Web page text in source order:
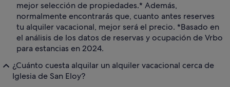
mejor selección de propiedades.* Además,
normalmente encontrarás que, cuanto antes reserves
tu alquiler vacacional, mejor será el precio. *Basado en
el análisis de los datos de reservas y ocupación de Vrbo
para estancias en 2024.
¿Cuánto cuesta alquilar un alquiler vacacional cerca de
Iglesia de San Eloy?